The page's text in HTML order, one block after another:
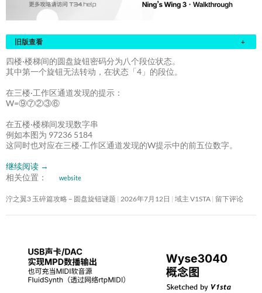
旧版查看 +
四楼·楼梯间的圆盘旋钮密码分为八个段位状态。
其中第一个旋钮无法转动，在状态「4」的段位。
在三楼·工作区通道发现的提示：
W=⑨⑦②③⑥
在五楼·楼梯间发现数字串
例如本图为 97236 5184
这同时也对应在三楼·工作区通道发现的W提示中的前五位数字。
继续阅读 →
相关位置：
website
泞之翼3 玉碎篇攻略 – 圆盘旋钮谜题 2026年7月12日 域主 V1STA 留下评论